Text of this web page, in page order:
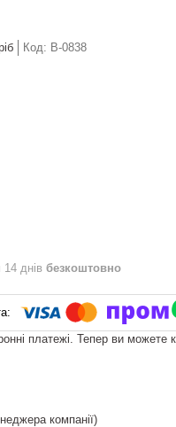
Код: В-0838
днів безкоштовно
платежі. Тепер ви
компанії)